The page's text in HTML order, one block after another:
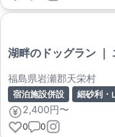
湖畔のドッグラン ｜
福島県岩瀬郡天栄村
宿泊施設併設 細砂利・
2,400円〜
0 0